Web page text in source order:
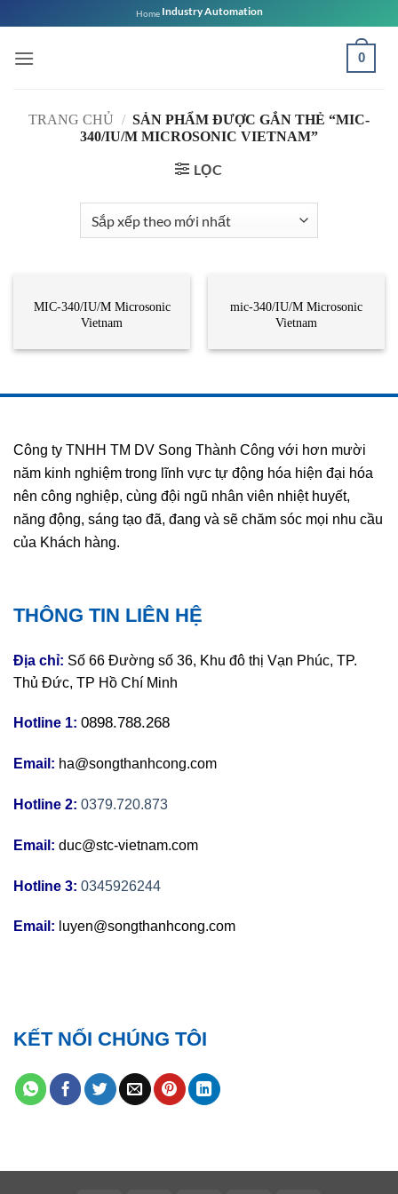
qua
nội
Home Industry Automation
0
TRANG CHỦ / SẢN PHẨM ĐƯỢC GẮN THẺ “MIC-
340/IU/M MICROSONIC VIETNAM”
LỌC
MIC-340/IU/M Microsonic
Vietnam
mic-340/IU/M Microsonic
Vietnam
Công ty TNHH TM DV Song Thành Công với hơn mười
năm kinh nghiệm trong lĩnh vực tự động hóa hiện đại hóa
nên công nghiệp, cùng đội ngũ nhân viên nhiệt huyết,
năng động, sáng tạo đã, đang và sẽ chăm sóc mọi nhu cầu
của Khách hàng.
THÔNG TIN LIÊN HỆ
Địa chỉ: Số 66 Đường số 36, Khu đô thị Vạn Phúc, TP.
Thủ Đức, TP Hồ Chí Minh
Hotline 1: 0898.788.268
Email: ha@songthanhcong.com
Hotline 2: 0379.720.873
Email: duc@stc-vietnam.com
Hotline 3: 0345926244
Email: luyen@songthanhcong.com
KẾT NỐI CHÚNG TÔI